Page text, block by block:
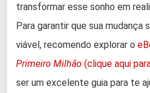
transformar esse sonho em
Para garantir que sua mudança
viável, recomendo explorar o
Primeiro Milhão (clique aqui
ser um excelente guia para te